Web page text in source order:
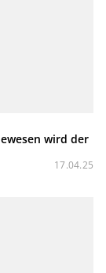
wird der
17.04.25